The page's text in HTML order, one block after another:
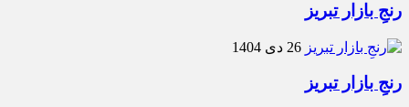
رنجِ بازار تبریز
26 دی 1404
رنجِ بازار تبریز